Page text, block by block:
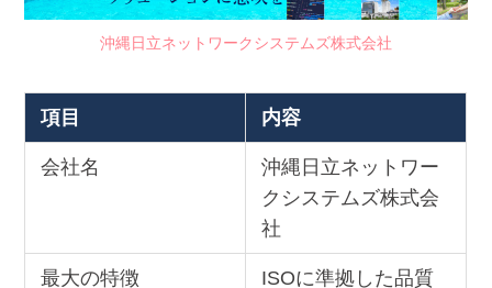
沖縄日立ネットワークシステムズ株式会社
項目 内容
会社名
沖縄日立ネットワー
クシステムズ株式会
社
最大の特徴
ISOに準拠した品質